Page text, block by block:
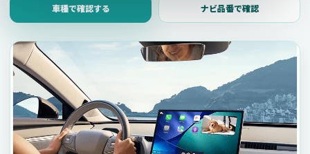
車種で確認する ナビ品番で確認